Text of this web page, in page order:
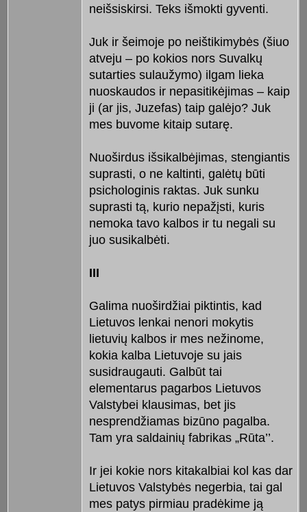
neišsiskirsi. Teks išmokti gyventi.
Juk ir šeimoje po neištikimybės (šiuo
atveju – po kokios nors Suvalkų
sutarties sulaužymo) ilgam lieka
nuoskaudos ir nepasitikėjimas – kaip
ji (ar jis, Juzefas) taip galėjo? Juk
mes buvome kitaip sutarę.
Nuoširdus išsikalbėjimas, stengiantis
suprasti, o ne kaltinti, galėtų būti
psichologinis raktas. Juk sunku
suprasti tą, kurio nepažįsti, kuris
nemoka tavo kalbos ir tu negali su
juo susikalbėti.
III
Galima nuoširdžiai piktintis, kad
Lietuvos lenkai nenori mokytis
lietuvių kalbos ir mes nežinome,
kokia kalba Lietuvoje su jais
susidraugauti. Galbūt tai
elementarus pagarbos Lietuvos
Valstybei klausimas, bet jis
nesprendžiamas bizūno pagalba.
Tam yra saldainių fabrikas „Rūta’’.
Ir jei kokie nors kitakalbiai kol kas dar
Lietuvos Valstybės negerbia, tai gal
mes patys pirmiau pradėkime ją